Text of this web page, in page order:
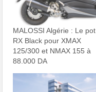
MALOSSI Algérie : Le pot
RX Black pour XMAX
125/300 et NMAX 155 à
88.000 DA